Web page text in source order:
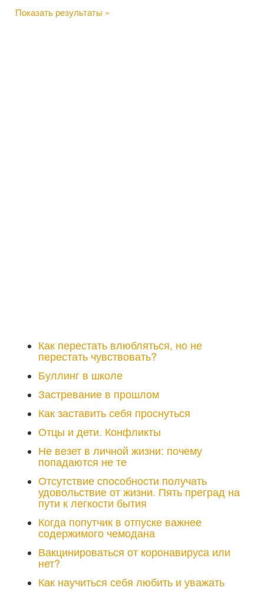
Показать результаты »
Как перестать влюбляться, но не
перестать чувствовать?
Буллинг в школе
Застревание в прошлом
Как заставить себя проснуться
Отцы и дети. Конфликты
Не везет в личной жизни: почему
попадаются не те
Отсутствие способности получать
удовольствие от жизни. Пять преград на
пути к легкости бытия
Когда попутчик в отпуске важнее
содержимого чемодана
Вакцинироваться от коронавируса или
нет?
Как научиться себя любить и уважать